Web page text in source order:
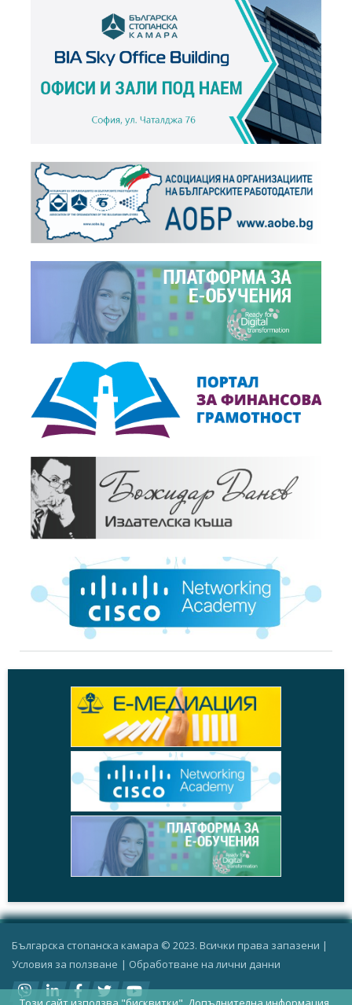
Българска стопанска камара © 2023. Всички права запазени |
Условия за ползване | Oбработване на лични данни